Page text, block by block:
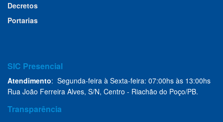
Decretos
Portarias
SIC Presencial
Atendimento: Segunda-feira à Sexta-feira: 07:00hs às 13:00hs
Rua João Ferreira Alves, S/N, Centro - Riachão do Poço/PB.
Transparência